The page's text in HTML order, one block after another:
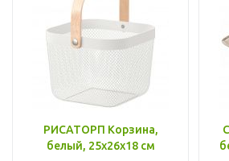
РИСАТОРП Корзина,
белый, 25x26x18 см